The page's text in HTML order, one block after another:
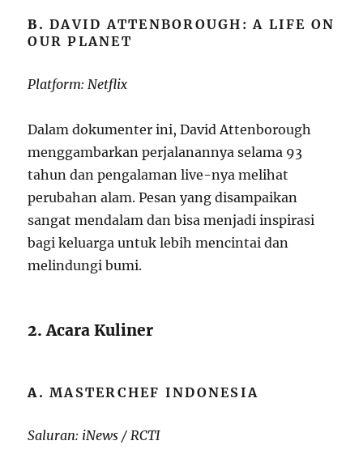
B.DAVID ATTENBOROUGH: A LIFE ON
OUR PLANET
Platform: Netflix
Dalam dokumenter ini, David Attenborough
menggambarkan perjalanannya selama 93
tahun dan pengalaman live-nya melihat
perubahan alam. Pesan yang disampaikan
sangat mendalam dan bisa menjadi inspirasi
bagi keluarga untuk lebih mencintai dan
melindungi bumi.
2. Acara Kuliner
A.MASTERCHEF INDONESIA
Saluran: iNews / RCTI